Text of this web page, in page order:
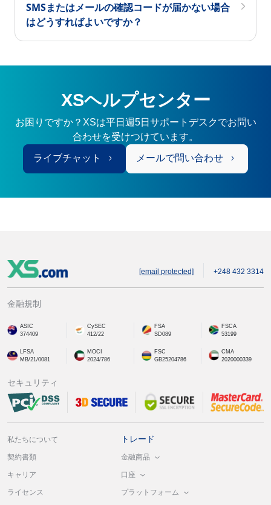
SMSまたはメールの確認コードが届かない場合
はどうすればよいですか？
XSヘルプセンター
お困りですか？XSは平日週5日サポートデスクでお問い
合わせを受けつけています。
ライブチャット メールで問い合わせ
[email protected] +248 432 3314
金融規制
ASIC
374409
CySEC
412/22
FSA
SD089
FSCA
53199
LFSA
MB/21/0081
MOCI
2024/786
FSC
GB25204786
CMA
2020000339
セキュリティ
私たちについて
契約書類
キャリア
ライセンス
トレード
金融商品
口座
プラットフォーム